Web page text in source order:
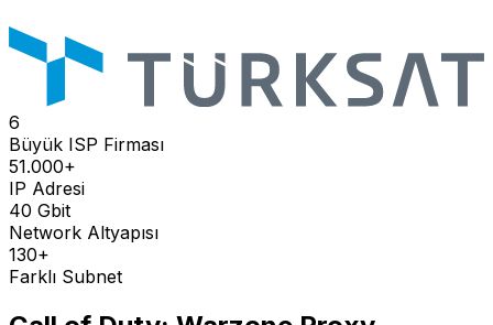
6
Büyük ISP Firması
51.000+
IP Adresi
40 Gbit
Network Altyapısı
130+
Farklı Subnet